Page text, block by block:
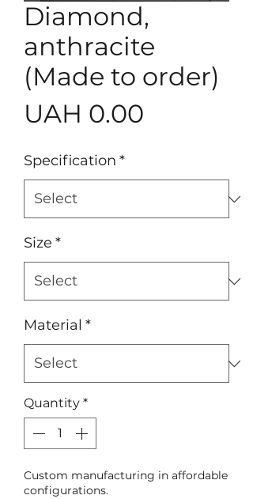
Diamond,
anthracite
(Made to order)
UAH 0.00
Specification *
Size *
Material *
Quantity *
Custom manufacturing in affordable
configurations.